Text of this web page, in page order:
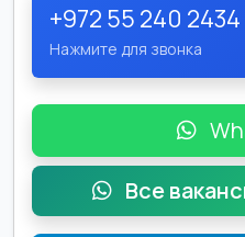
+972 55 240 2434
Нажмите для звонка
Все